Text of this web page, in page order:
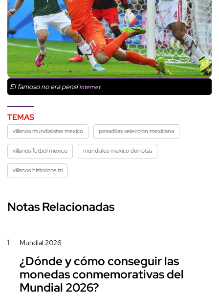
El famoso no era penslInternet
TEMAS
villanos mundialistas mexico pesadillas selección mexicana
villanos futbol mexico mundiales mexico derrotas
villanos historicos tri
Notas Relacionadas
1 Mundial 2026
¿Dónde y cómo conseguir las
monedas conmemorativas del
Mundial 2026?